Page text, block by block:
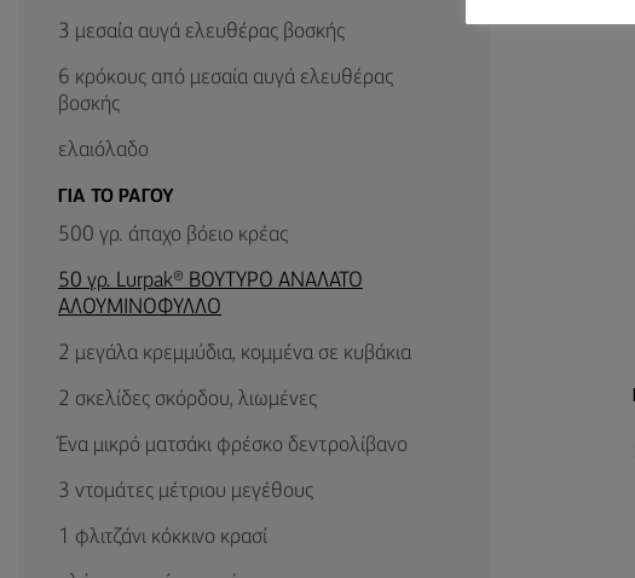
3 μεσαία αυγά ελευθέρας βοσκής
6 κρόκους από μεσαία αυγά ελευθέρας
βοσκής
ελαιόλαδο
ΓΙΑ ΤΟ ΡΑΓΟΥ
500 γρ. άπαχο βόειο κρέας
50 γρ. Lurpak® BΟΥΤΥΡΟ ΑΝΑΛΑΤΟ
ΑΛΟΥΜΙΝΟΦΥΛΛΟ
2 μεγάλα κρεμμύδια, κομμένα σε κυβάκια
2 σκελίδες σκόρδου, λιωμένες
Ένα μικρό ματσάκι φρέσκο δεντρολίβανο
3 ντομάτες μέτριου μεγέθους
1 φλιτζάνι κόκκινο κρασί